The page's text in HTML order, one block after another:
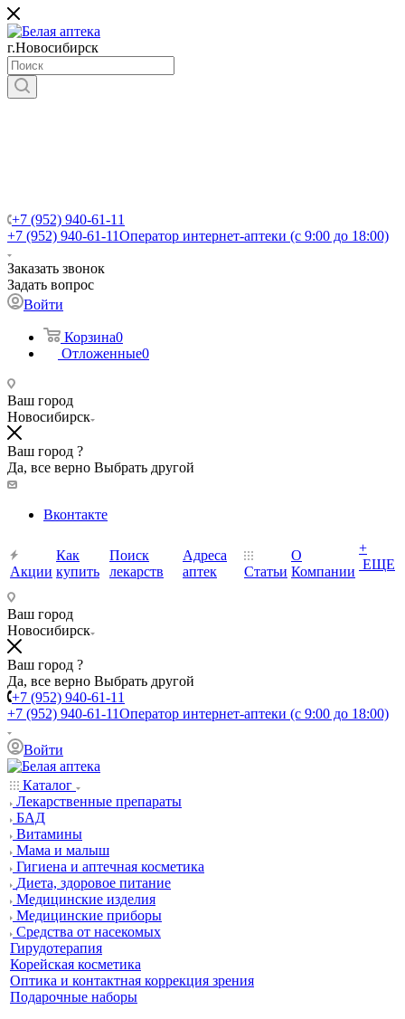
г.Новосибирск
+7 (952) 940-61-11
+7 (952) 940-61-11Оператор интернет-аптеки (с 9:00 до 18:00)
Заказать звонок
Задать вопрос
Войти
Корзина0
Отложенные0
Ваш город
Новосибирск
Ваш город ?
Да, все верно Выбрать другой
Вконтакте
Акции
Как
купить
Поиск
лекарств
Адреса
аптек
Статьи
О
Компании
+
ЕЩЕ
Ваш город
Новосибирск
Ваш город ?
Да, все верно Выбрать другой
+7 (952) 940-61-11
+7 (952) 940-61-11Оператор интернет-аптеки (с 9:00 до 18:00)
Войти
Каталог
Лекарственные препараты
БАД
Витамины
Мама и малыш
Гигиена и аптечная косметика
Диета, здоровое питание
Медицинские изделия
Медицинские приборы
Средства от насекомых
Гирудотерапия
Корейская косметика
Оптика и контактная коррекция зрения
Подарочные наборы